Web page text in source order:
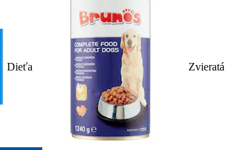
Dieťa Zvieratá